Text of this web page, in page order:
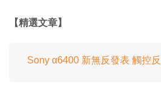
【精選文章】
Sony α6400 新無反發表 觸控